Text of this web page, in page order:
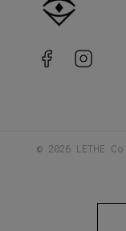
© 2026 LETHE Co.